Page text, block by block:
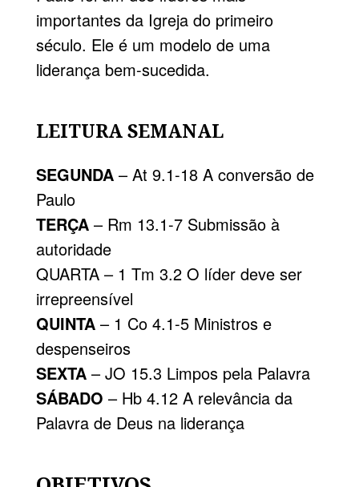
importantes da Igreja do primeiro
século. Ele é um modelo de uma
liderança bem-sucedida.
LEITURA SEMANAL
SEGUNDA – At 9.1-18 A conversão de
Paulo
TERÇA– Rm 13.1-7 Submissão à
autoridade
QUARTA – 1 Tm 3.2 O líder deve ser
irrepreensível
QUINTA – 1 Co 4.1-5 Ministros e
despenseiros
SEXTA – JO 15.3 Limpos pela Palavra
SÁBADO – Hb 4.12 A relevância da
Palavra de Deus na liderança